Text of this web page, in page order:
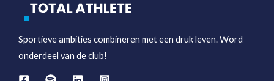
Sportieve ambities combineren met een druk leven. Word
onderdeel van de club!